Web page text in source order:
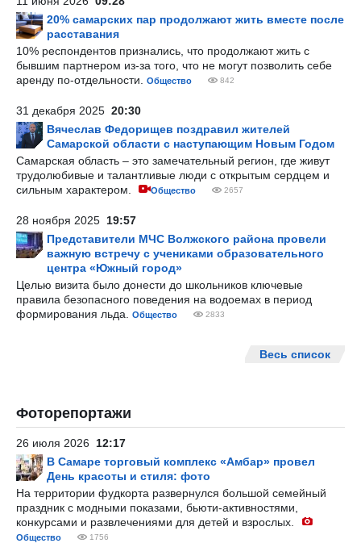
20% самарских пар продолжают жить вместе после
расставания
10% респондентов признались, что продолжают жить с
бывшим партнером из-за того, что не могут позволить себе
аренду по-отдельности.
Общество 842
31 декабря 2025 20:30
Вячеслав Федорищев поздравил жителей
Самарской области с наступающим Новым Годом
Самарская область – это замечательный регион, где живут
трудолюбивые и талантливые люди с открытым сердцем и
сильным характером.
Общество 2657
28 ноября 2025 19:57
Представители МЧС Волжского района провели
важную встречу с учениками образовательного
центра «Южный город»
Целью визита было донести до школьников ключевые
правила безопасного поведения на водоемах в период
формирования льда.
Общество 2833
Весь список
Фоторепортажи
26 июля 2026 12:17
В Самаре торговый комплекс «Амбар» провел
День красоты и стиля: фото
На территории фудкорта развернулся большой семейный
праздник с модными показами, бьюти-активностями,
конкурсами и развлечениями для детей и взрослых.
Общество 1756